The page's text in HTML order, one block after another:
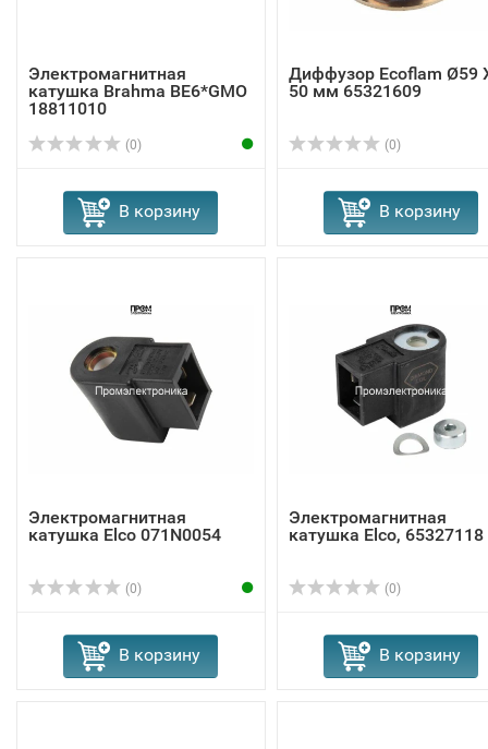
Электромагнитная
катушка Brahma BE6*GMO
18811010
(0)
В корзину
Диффузор Ecoflam Ø59
50 мм 65321609
(0)
В корзину
Электромагнитная
катушка Elco 071N0054
(0)
В корзину
Электромагнитная
катушка Elco, 65327118
(0)
В корзину